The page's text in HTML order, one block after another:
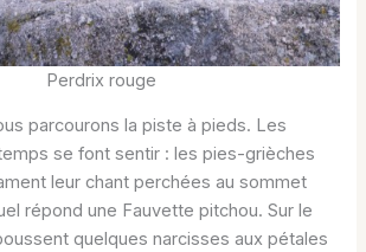
Perdrix rouge
parcourons la piste à pieds. Les
se font sentir : les pies-grièches
leur chant perchées au sommet
répond une Fauvette pitchou. Sur le
quelques narcisses aux pétales